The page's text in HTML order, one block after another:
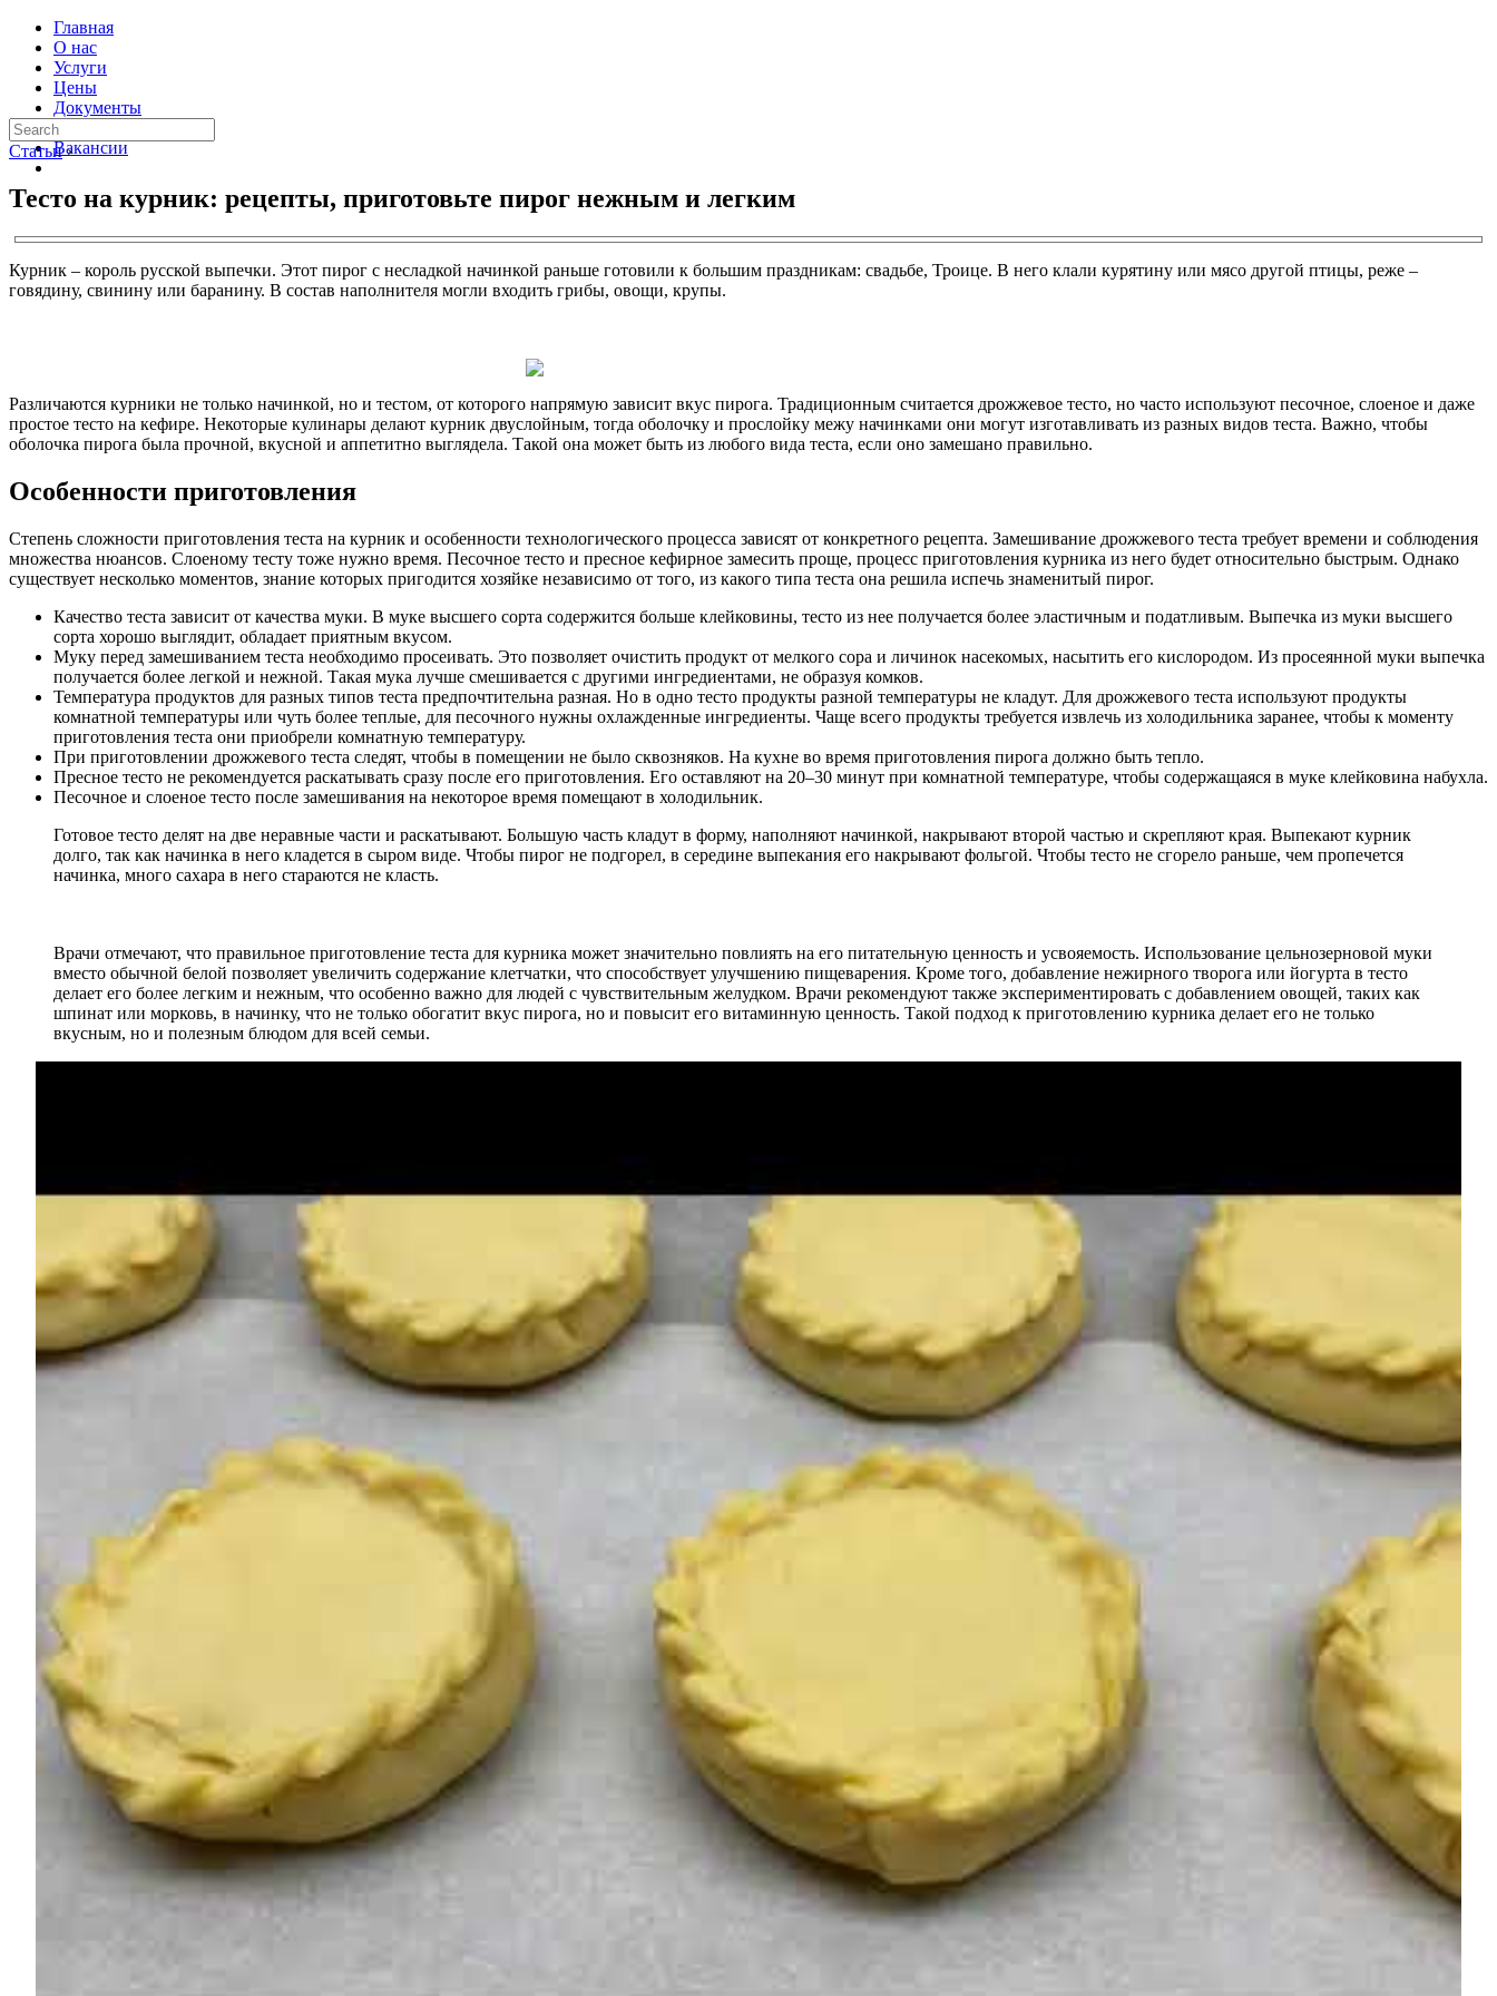
Главная
О нас
Услуги
Цены
Документы
Контакты
Вакансии
Статьи ›
Тесто на курник: рецепты, приготовьте пирог нежным и легким
Курник – король русской выпечки. Этот пирог с несладкой начинкой раньше готовили к большим праздникам: свадьбе, Троице. В него клали курятину или мясо другой птицы, реже –
говядину, свинину или баранину. В состав наполнителя могли входить грибы, овощи, крупы.
Различаются курники не только начинкой, но и тестом, от которого напрямую зависит вкус пирога. Традиционным считается дрожжевое тесто, но часто используют песочное, слоеное и даже
простое тесто на кефире. Некоторые кулинары делают курник двуслойным, тогда оболочку и прослойку межу начинками они могут изготавливать из разных видов теста. Важно, чтобы
оболочка пирога была прочной, вкусной и аппетитно выглядела. Такой она может быть из любого вида теста, если оно замешано правильно.
Особенности приготовления
Степень сложности приготовления теста на курник и особенности технологического процесса зависят от конкретного рецепта. Замешивание дрожжевого теста требует времени и соблюдения
множества нюансов. Слоеному тесту тоже нужно время. Песочное тесто и пресное кефирное замесить проще, процесс приготовления курника из него будет относительно быстрым. Однако
существует несколько моментов, знание которых пригодится хозяйке независимо от того, из какого типа теста она решила испечь знаменитый пирог.
Качество теста зависит от качества муки. В муке высшего сорта содержится больше клейковины, тесто из нее получается более эластичным и податливым. Выпечка из муки высшего
сорта хорошо выглядит, обладает приятным вкусом.
Муку перед замешиванием теста необходимо просеивать. Это позволяет очистить продукт от мелкого сора и личинок насекомых, насытить его кислородом. Из просеянной муки выпечка
получается более легкой и нежной. Такая мука лучше смешивается с другими ингредиентами, не образуя комков.
Температура продуктов для разных типов теста предпочтительна разная. Но в одно тесто продукты разной температуры не кладут. Для дрожжевого теста используют продукты
комнатной температуры или чуть более теплые, для песочного нужны охлажденные ингредиенты. Чаще всего продукты требуется извлечь из холодильника заранее, чтобы к моменту
приготовления теста они приобрели комнатную температуру.
При приготовлении дрожжевого теста следят, чтобы в помещении не было сквозняков. На кухне во время приготовления пирога должно быть тепло.
Пресное тесто не рекомендуется раскатывать сразу после его приготовления. Его оставляют на 20–30 минут при комнатной температуре, чтобы содержащаяся в муке клейковина набухла.
Песочное и слоеное тесто после замешивания на некоторое время помещают в холодильник.
Готовое тесто делят на две неравные части и раскатывают. Большую часть кладут в форму, наполняют начинкой, накрывают второй частью и скрепляют края. Выпекают курник
долго, так как начинка в него кладется в сыром виде. Чтобы пирог не подгорел, в середине выпекания его накрывают фольгой. Чтобы тесто не сгорело раньше, чем пропечется
начинка, много сахара в него стараются не класть.
Врачи отмечают, что правильное приготовление теста для курника может значительно повлиять на его питательную ценность и усвояемость. Использование цельнозерновой муки
вместо обычной белой позволяет увеличить содержание клетчатки, что способствует улучшению пищеварения. Кроме того, добавление нежирного творога или йогурта в тесто
делает его более легким и нежным, что особенно важно для людей с чувствительным желудком. Врачи рекомендуют также экспериментировать с добавлением овощей, таких как
шпинат или морковь, в начинку, что не только обогатит вкус пирога, но и повысит его витаминную ценность. Такой подход к приготовлению курника делает его не только
вкусным, но и полезным блюдом для всей семьи.